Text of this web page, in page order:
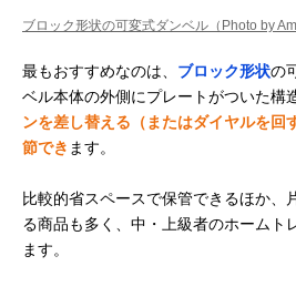
ブロック形状の可変式ダンベル（Photo by
最もおすすめなのは、 ブロック形状の
ベル本体の外側にプレートがついた構
ンを差し替える（またはダイヤルを回
節でき ます。
比較的省スペースで保管できるほか、
る商品も多く、中・上級者のホームト
ます。